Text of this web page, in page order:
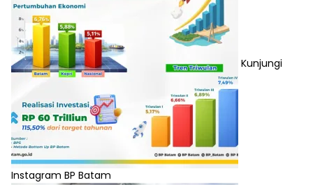
Kunjungi
Instagram BP Batam